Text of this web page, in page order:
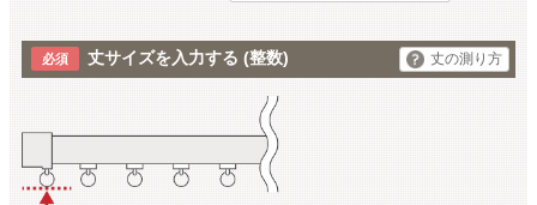
丈サイズを入力する (整数) 丈の測り方